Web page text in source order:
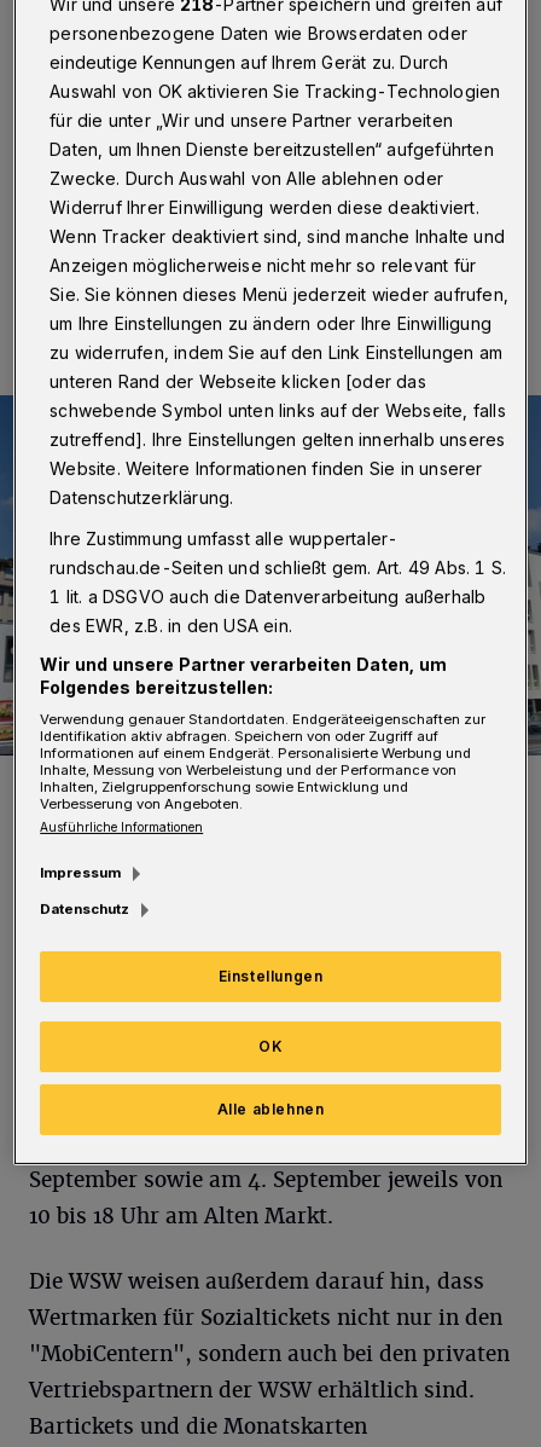
Wuppertal· Zum Monatswechsel und damit kurz vor
Beginn des neuen Schuljahrs bilden sich vor den
"MobiCentern" der WSW erfahrungsgemäß längere
Schlangen. Wer hier auf den letzten Drücker noch ein
"SchokoTicket" für seine Kinder erwerben will, muss
sich auf Wartezeiten einstellen.
25.08.2017 , 10:00 Uhr Eine Minute Lesezeit
Das WSW-Kundencenter in Barmen.
Foto: WSW
möglichst zu ersparen, setzen wir zusätzlich
unser ,MobiMobil‘ ein. Auch dort kann man
Abos abschließen und Tickets kaufen", so
WSW-Marketingleiter Ralph Birkenstock. Das
"MobiMobil" steht vom 29. August bis 1.
September sowie am 4. September jeweils von
10 bis 18 Uhr am Alten Markt.
Die WSW weisen außerdem darauf hin, dass
Wertmarken für Sozialtickets nicht nur in den
"MobiCentern", sondern auch bei den privaten
Vertriebspartnern der WSW erhältlich sind.
Bartickets und die Monatskarten
personenbezogene Daten wie Browserdaten oder
eindeutige Kennungen auf Ihrem Gerät zu. Durch
Auswahl von OK aktivieren Sie Tracking-Technologien
für die unter „Wir und unsere Partner verarbeiten
Daten, um Ihnen Dienste bereitzustellen“ aufgeführten
Zwecke. Durch Auswahl von Alle ablehnen oder
Widerruf Ihrer Einwilligung werden diese deaktiviert.
Wenn Tracker deaktiviert sind, sind manche Inhalte und
Anzeigen möglicherweise nicht mehr so relevant für
Sie. Sie können dieses Menü jederzeit wieder aufrufen,
um Ihre Einstellungen zu ändern oder Ihre Einwilligung
zu widerrufen, indem Sie auf den Link Einstellungen am
unteren Rand der Webseite klicken [oder das
schwebende Symbol unten links auf der Webseite, falls
zutreffend]. Ihre Einstellungen gelten innerhalb unseres
Website. Weitere Informationen finden Sie in unserer
Datenschutzerklärung.
Ihre Zustimmung umfasst alle wuppertaler-
rundschau.de-Seiten und schließt gem. Art. 49 Abs. 1 S.
1 lit. a DSGVO auch die Datenverarbeitung außerhalb
des EWR, z.B. in den USA ein.
Wir und unsere Partner verarbeiten Daten, um
Folgendes bereitzustellen:
Verwendung genauer Standortdaten. Endgeräteeigenschaften zur
Identifikation aktiv abfragen. Speichern von oder Zugriff auf
Informationen auf einem Endgerät. Personalisierte Werbung und
Inhalte, Messung von Werbeleistung und der Performance von
Inhalten, Zielgruppenforschung sowie Entwicklung und
Verbesserung von Angeboten.
Ausführliche Informationen
Impressum
Datenschutz
Einstellungen
Alle ablehnen
OK